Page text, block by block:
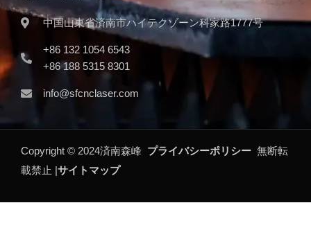
中国山東省済南市ハイテクゾーン科家路1777号
+86 132 1054 6543
+86 188 5315 8301
info@sfcnclaser.com
Copyright © 2024済南森峰 プライバシーポリシー 無断転
載禁止 |サイトマップ